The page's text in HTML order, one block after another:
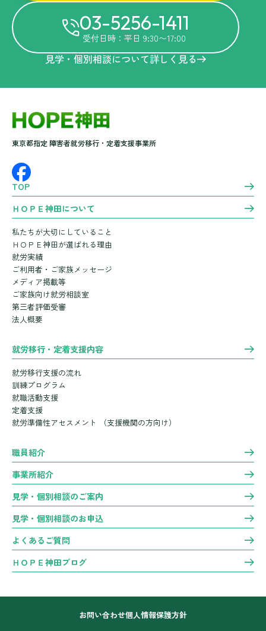
03-5256-1411
受付日時：平日 9:30〜17:00
見学・個別相談について詳しく見る
東京都指定 障害者就労移行・定着支援事業所
TOP
ＨＯＰＥ神田について
私たちが大切にしていること
ＨＯＰＥ神田が選ばれる理由
就労実績
ご利用者・ご家族メッセージ
メディア掲載等
ご家族向け就労相談室
第三者評価受審
法人概要
就労移行・定着支援内容
就労移行支援の流れ
訓練プログラム
就職活動支援
定着支援
就労準備性アセスメント
（支援機関の方向け）
職員紹介
事業所紹介
見学・個別相談のご案内
見学・個別相談のお申込
よくあるご質問
ＨＯＰＥ神田ブログ
お問い合わせ個人情報保護方針